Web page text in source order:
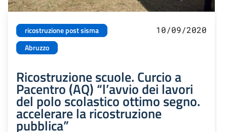
ricostruzione post sisma
Abruzzo
10/09/2020
Ricostruzione scuole. Curcio a
Pacentro (AQ) “l’avvio dei lavori
del polo scolastico ottimo segno.
accelerare la ricostruzione
pubblica”